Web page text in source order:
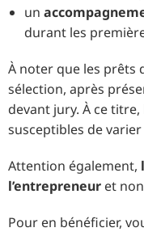
un
durant les
À noter que les prêts
sélection, après
devant jury. À ce
susceptibles de
Attention également,
l’entrepreneur et
Pour en bénéficier,